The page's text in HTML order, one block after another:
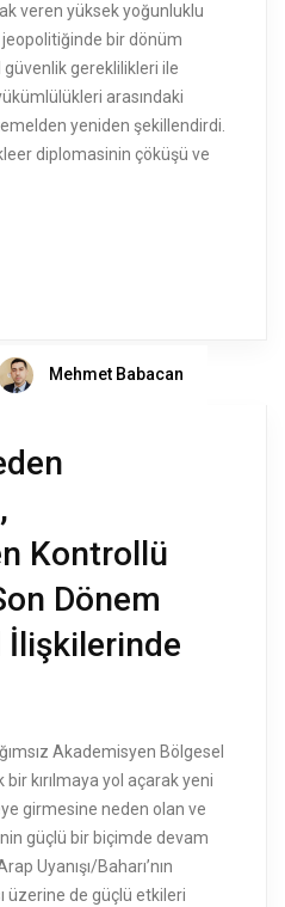
veren yüksek yoğunluklu
jeopolitiğinde bir dönüm
gereklilikleri ile
arasındaki
yeniden şekillendirdi.
diplomasinin çöküşü ve
Mehmet Babacan
Kontrollü
Dönem
İlişkilerinde
Akademisyen Bölgesel
kırılmaya yol açarak yeni
girmesine neden olan ve
güçlü bir biçimde devam
Uyanışı/Baharı’nın
üzerine de güçlü etkileri